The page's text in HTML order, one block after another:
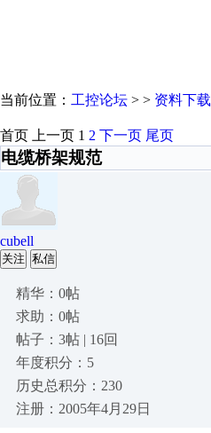
当前位置： 工控论坛 > > 资料下载
首页 上一页 1 2 下一页 尾页
电缆桥架规范
cubell
关注 私信
精华：0帖
求助：0帖
帖子：3帖 | 16回
年度积分：5
历史总积分：230
注册：2005年4月29日